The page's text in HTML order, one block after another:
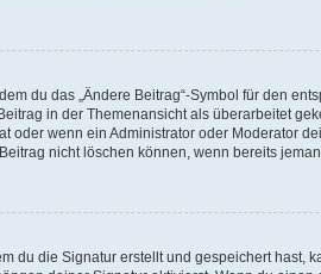
du das „Ändere Beitrag“-Symbol für den
in der Themenansicht als überarbeitet
wenn ein Administrator oder Moderator
nicht löschen können, wenn bereits
du die Signatur erstellt und gespeichert hast,